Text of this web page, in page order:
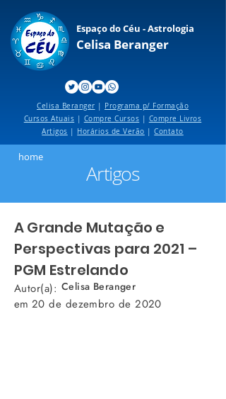
Espaço do Céu - Astrologia
Celisa Beranger
Celisa Beranger | Programa p/ Formação
Cursos Atuais | Compre Cursos | Compre Livros
Artigos | Horários de Verão |Contato
home
Artigos
A Grande Mutação e
Perspectivas para 2021 –
PGM Estrelando
Autor(a): Celisa Beranger
em 20 de dezembro de 2020